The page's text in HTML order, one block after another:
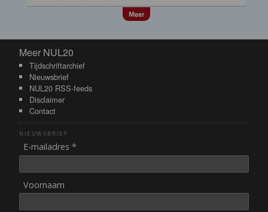
Meer
Meer NUL20
Meer NUL20
Tijdschriftarchief
Nieuwsbrief
NUL20 RSS-feeds
Disclaimer
Contact
NIEUWSBRIEF
E-mailadres *
Voornaam